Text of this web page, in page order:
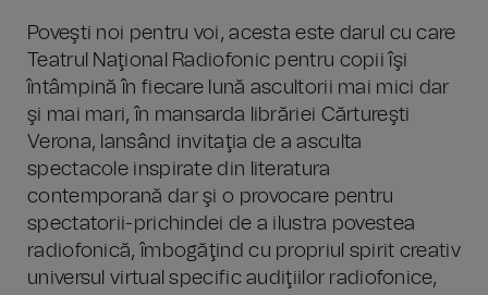
Poveşti noi pentru voi, acesta este darul cu care
Teatrul Naţional Radiofonic pentru copii îşi
întâmpină în fiecare lună ascultorii mai mici dar
şi mai mari, în mansarda librăriei Cărtureşti
Verona, lansând invitaţia de a asculta
spectacole inspirate din literatura
contemporană dar şi o provocare pentru
spectatorii-prichindei de a ilustra povestea
radiofonică, îmbogăţind cu propriul spirit creativ
universul virtual specific audiţiilor radiofonice,